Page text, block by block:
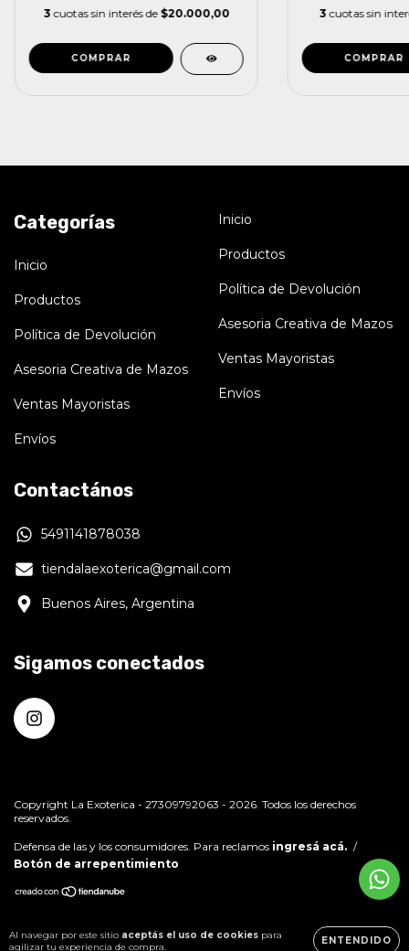
Al navegar por este sitio aceptás el uso de cookies para
agilizar tu experiencia de compra.
ENTENDIDO
3 cuotas sin interés de $20.000,00
3 cuotas sin
Categorías
Inicio
Productos
Política de Devolución
Asesoria Creativa de Mazos
Ventas Mayoristas
Envíos
Inicio
Productos
Política de Devolución
Asesoria Creativa de Mazos
Ventas Mayoristas
Envíos
Contactános
5491141878038
tiendalaexoterica@gmail.com
Buenos Aires, Argentina
Sigamos conectados
Copyright La Exoterica - 27309792063 - 2026. Todos los derechos
reservados.
Defensa de las y los consumidores. Para reclamos ingresá acá. /
Botón de arrepentimiento